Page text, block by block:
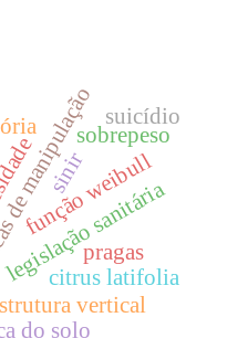
legislação sanitária
citrus latifolia
pragas
vertical
função weibull
sobrepeso
do solo
sinir
suicídio